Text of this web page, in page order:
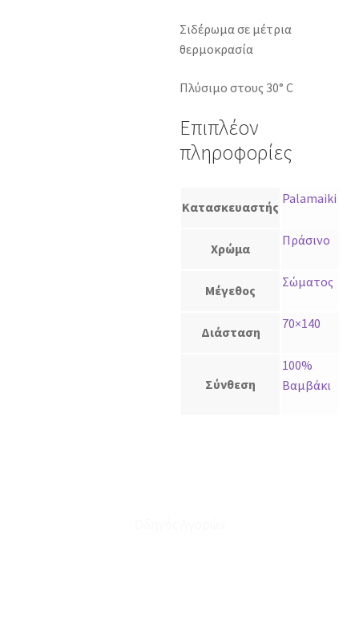
Σιδέρωμα σε μέτρια
θερμοκρασία
Πλύσιμο στους 30° C
Επιπλέον
πληροφορίες
Κατασκευαστής
Palamaiki
Χρώμα
Πράσινο
Μέγεθος
Σώματος
Διάσταση
70×140
Σύνθεση
100%
Βαμβάκι